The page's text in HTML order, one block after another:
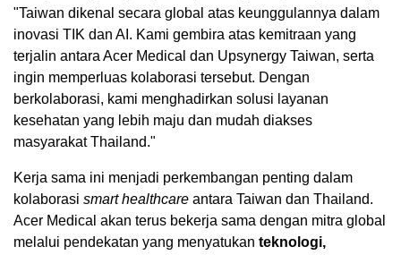
"Taiwan dikenal secara global atas keunggulannya dalam
inovasi TIK dan AI. Kami gembira atas kemitraan yang
terjalin antara Acer Medical dan Upsynergy Taiwan, serta
ingin memperluas kolaborasi tersebut. Dengan
berkolaborasi, kami menghadirkan solusi layanan
kesehatan yang lebih maju dan mudah diakses
masyarakat Thailand."
Kerja sama ini menjadi perkembangan penting dalam
kolaborasi smart healthcare antara Taiwan dan Thailand.
Acer Medical akan terus bekerja sama dengan mitra global
melalui pendekatan yang menyatukan teknologi,